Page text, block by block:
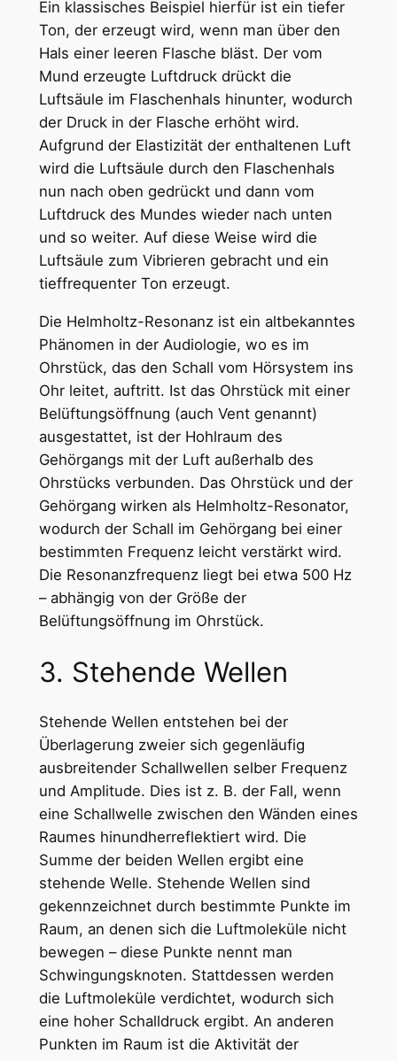
Ein klassisches Beispiel hierfür ist ein tiefer
Ton, der erzeugt wird, wenn man über den
Hals einer leeren Flasche bläst. Der vom
Mund erzeugte Luftdruck drückt die
Luftsäule im Flaschenhals hinunter, wodurch
der Druck in der Flasche erhöht wird.
Aufgrund der Elastizität der enthaltenen Luft
wird die Luftsäule durch den Flaschenhals
nun nach oben gedrückt und dann vom
Luftdruck des Mundes wieder nach unten
und so weiter. Auf diese Weise wird die
Luftsäule zum Vibrieren gebracht und ein
tieffrequenter Ton erzeugt.
Die Helmholtz-Resonanz ist ein altbekanntes
Phänomen in der Audiologie, wo es im
Ohrstück, das den Schall vom Hörsystem ins
Ohr leitet, auftritt. Ist das Ohrstück mit einer
Belüftungsöffnung (auch Vent genannt)
ausgestattet, ist der Hohlraum des
Gehörgangs mit der Luft außerhalb des
Ohrstücks verbunden. Das Ohrstück und der
Gehörgang wirken als Helmholtz-Resonator,
wodurch der Schall im Gehörgang bei einer
bestimmten Frequenz leicht verstärkt wird.
Die Resonanzfrequenz liegt bei etwa 500 Hz
– abhängig von der Größe der
Belüftungsöffnung im Ohrstück.
3. Stehende Wellen
Stehende Wellen entstehen bei der
Überlagerung zweier sich gegenläufig
ausbreitender Schallwellen selber Frequenz
und Amplitude. Dies ist z. B. der Fall, wenn
eine Schallwelle zwischen den Wänden eines
Raumes hinundherreflektiert wird. Die
Summe der beiden Wellen ergibt eine
stehende Welle. Stehende Wellen sind
gekennzeichnet durch bestimmte Punkte im
Raum, an denen sich die Luftmoleküle nicht
bewegen – diese Punkte nennt man
Schwingungsknoten. Stattdessen werden
die Luftmoleküle verdichtet, wodurch sich
eine hoher Schalldruck ergibt. An anderen
Punkten im Raum ist die Aktivität der